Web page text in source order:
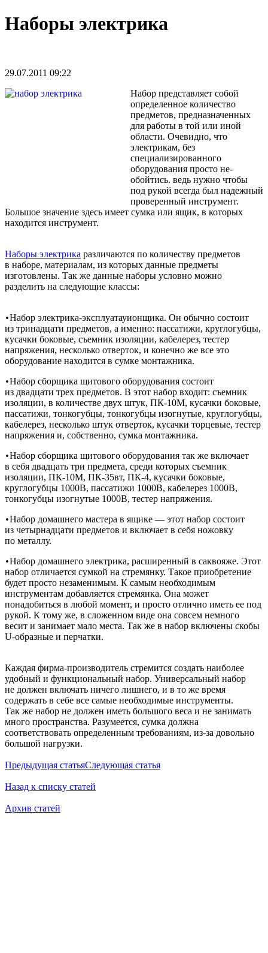
Наборы электрика
29.07.2011 09:22
­Набор представляет собой
определенное количество
предметов, предназначенных
для работы в той или иной
области. Очевид­но, что
электрикам, без
специализированного
оборудования просто не­
обойтись. в­едь ­нужно чтобы
под рукой всегда был надежный
проверенный инструмент.
Большое значение здесь имеет сумка или ящик, в которых
находится инструмент.
­­Наборы электрика различаются по количеству предметов
в наб­оре, материалам, из которых данные предметы
изготовлены. Так же данные наборы условно можно
разделить на следующие классы: ­
•Набор электрика-эксплуатауионщика. Он обычно состоит
из тринадцати предметов, а именно: пассатижи, круглогубцы,
кусачки боковые, съемник изоляции, кабелерез, тестер
напряжения, несколько отверток, и конечно же все это
оборудование находится в сумке монтажника.
•Набор сборщика щитового оборудования состоит
из двадцати трех предметов. В этот набор входит: съемник
изоляции, в количестве двух штук, ПК-10М, кусачки боковые,
пассатижи, тонкогубцы, тонкогубцы изогнутые, круглогубцы,
кабелерез, несколько штук отверток, кусачки торцевые, тестер
напряжения и, собственно, сумка монтажника.
•Набор сборщика щитового оборудования так же включает
в себя двадцать три предмета, среди которых съемник
изоляции, ПК-10М, ПК-35вт, ПК-4, кусачки боковые,
круглогубцы 1000В, пассатижи 1000В, кабелерез 1000В,
тонкогубцы изогнутые 1000В, тестер напряжения.
•Набор домашнего мастера в ящике — этот набор состоит
из четырнадцати предметов и включает в себя ножовку
по металлу. ­
•Набор домашнего электрика, расширенный в саквояже. Этот
набор отличается сумкой на стремянку. Такое приобретение
будет просто незаменимым. К самым необходимым
инструментам добавляется стремянка. Она может
понадобиться в любой момент, и просто отлично иметь ее под
рукой. К тому же, в сложенном виде она совсем немного
весит и занимает мало места. Так же в набор включены скобы
U-образные и перчатки.
Каждая фирма-производитель стремится создать наиболее
удобный и функциональный набор. Универсальный набор
не должен включать ничего лишнего, и в то же время
содержать в себе все самые необходимые инструменты.
Так же набор не должен иметь большого веса и не занимать
много пространства. Разумеется, сумка должна
соответствовать определенным требованиям, из-за довольно
большой нагрузки.
Предыдущая статьяСледующая статья
Назад к списку статей
Архив статей